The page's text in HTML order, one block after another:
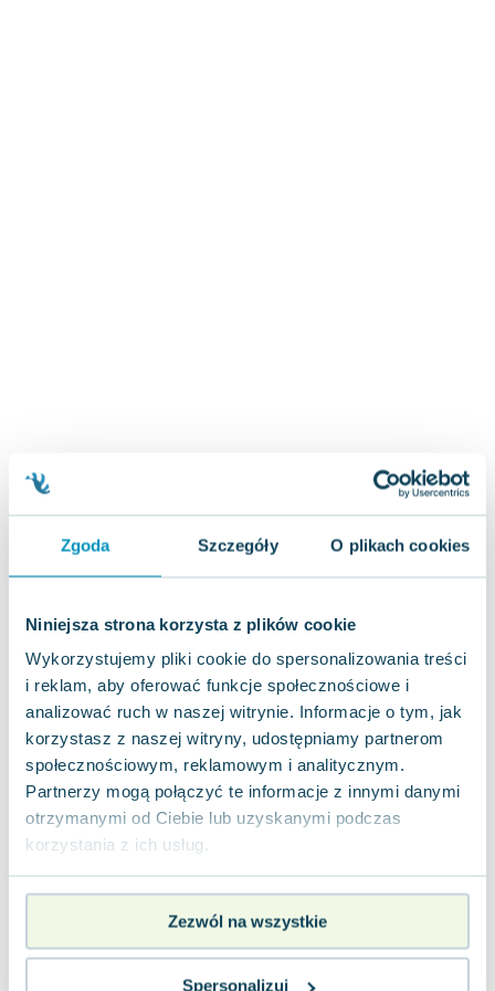
Zgoda Szczegóły O plikach cookies
Niniejsza strona korzysta z plików cookie
Wykorzystujemy pliki cookie do spersonalizowania treści
i reklam, aby oferować funkcje społecznościowe i
analizować ruch w naszej witrynie. Informacje o tym, jak
korzystasz z naszej witryny, udostępniamy partnerom
społecznościowym, reklamowym i analitycznym.
Partnerzy mogą połączyć te informacje z innymi danymi
otrzymanymi od Ciebie lub uzyskanymi podczas
korzystania z ich usług.
Zezwól na wszystkie
Spersonalizuj
Jarosław Iwaszkiewicz
Joseph Murphy
Jan Sztaudynger
Małgorzata Ohme
Maddie Ziegler
Leszek Czarnecki
Joanna Racewicz
Maria Seweryn
Janina Zającówna
Eric Helms
Anna Prus (oprac.)
Nela Mała Reporterka
Barbara Wrzesińska